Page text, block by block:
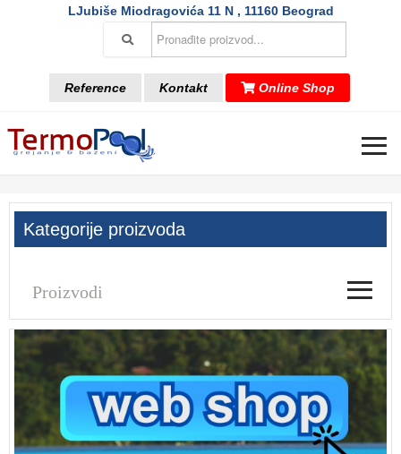
LJubiše Miodragovića 11 N , 11160 Beograd
Reference Kontakt Online Shop
≡
Kategorije proizvoda
Proizvodi ≡